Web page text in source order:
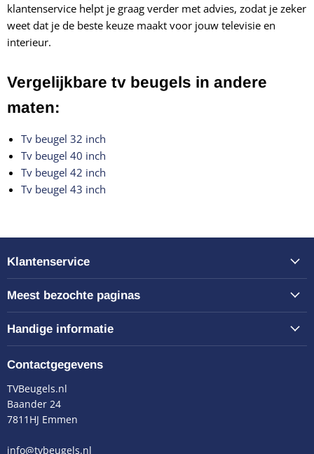
klantenservice helpt je graag verder met advies, zodat je zeker
weet dat je de beste keuze maakt voor jouw televisie en
interieur.
Vergelijkbare tv beugels in andere
maten:
Tv beugel 32 inch
Tv beugel 40 inch
Tv beugel 42 inch
Tv beugel 43 inch
Klantenservice
Meest bezochte paginas
Handige informatie
Contactgegevens
TVBeugels.nl
Baander 24
7811HJ Emmen
info@tvbeugels.nl